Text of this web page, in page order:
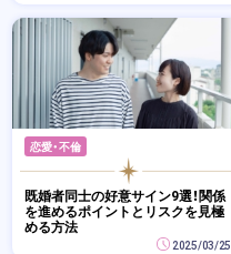
恋愛・不倫
既婚者同士の好意サイン9選！関係
を進めるポイントとリスクを見極
める方法
2025/03/25